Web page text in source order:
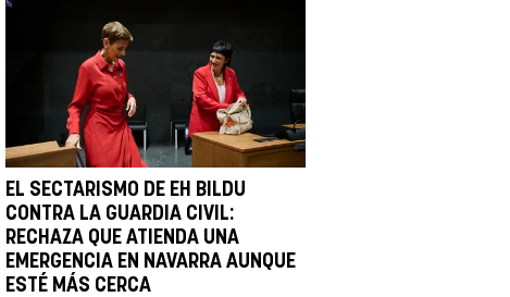
EL SECTARISMO DE EH BILDU
CONTRA LA GUARDIA CIVIL:
RECHAZA QUE ATIENDA UNA
EMERGENCIA EN NAVARRA AUNQUE
ESTÉ MÁS CERCA